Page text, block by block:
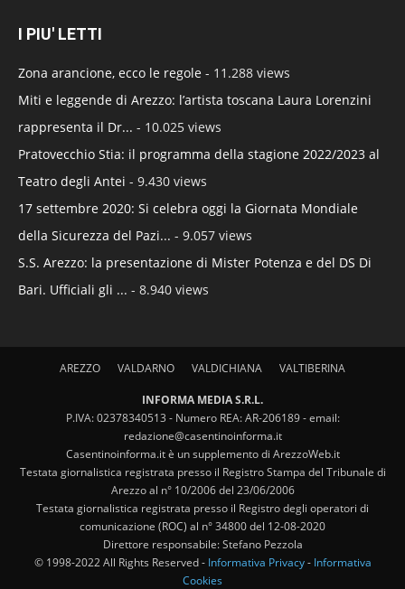
I PIU' LETTI
Zona arancione, ecco le regole - 11.288 views
Miti e leggende di Arezzo: l’artista toscana Laura Lorenzini
rappresenta il Dr... - 10.025 views
Pratovecchio Stia: il programma della stagione 2022/2023 al
Teatro degli Antei - 9.430 views
17 settembre 2020: Si celebra oggi la Giornata Mondiale
della Sicurezza del Pazi... - 9.057 views
S.S. Arezzo: la presentazione di Mister Potenza e del DS Di
Bari. Ufficiali gli ... - 8.940 views
AREZZO VALDARNO VALDICHIANA VALTIBERINA
INFORMA MEDIA S.R.L.
P.IVA: 02378340513 - Numero REA: AR-206189 - email:
redazione@casentinoinforma.it
Casentinoinforma.it è un supplemento di ArezzoWeb.it
Testata giornalistica registrata presso il Registro Stampa del Tribunale di
Arezzo al n° 10/2006 del 23/06/2006
Testata giornalistica registrata presso il Registro degli operatori di
comunicazione (ROC) al n° 34800 del 12-08-2020
Direttore responsabile: Stefano Pezzola
© 1998-2022 All Rights Reserved - Informativa Privacy- Informativa
Cookies